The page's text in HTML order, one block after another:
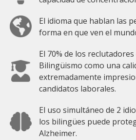
El idioma que hablan las
forma en que ven el
El 70% de los
Bilingüismo como una
extremadamente
candidatos laborales.
El uso simultáneo de 2
los bilingües puede
Alzheimer.